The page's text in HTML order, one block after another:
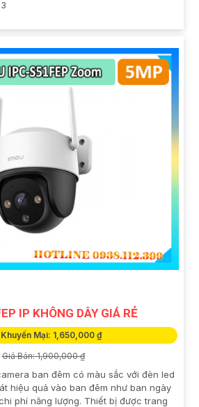
IP KHÔNG DÂY GIÁ RẺ
Khuyến Mại: 1,650,000 ₫
Giá Bán: 1,900,000 ₫
ban đêm có màu sắc với đèn led
hiệu quả vào ban đêm như ban ngày
phí năng lượng. Thiết bị được trang